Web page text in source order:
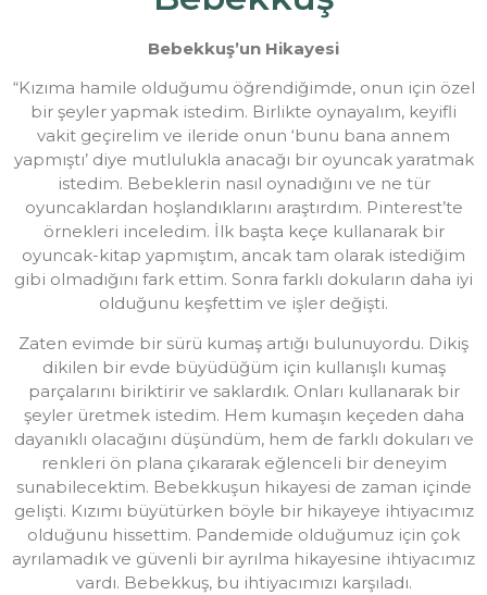
Bebekkuş’un Hikayesi
“Kızıma hamile olduğumu öğrendiğimde, onun için özel
bir şeyler yapmak istedim. Birlikte oynayalım, keyifli
vakit geçirelim ve ileride onun ‘bunu bana annem
yapmıştı’ diye mutlulukla anacağı bir oyuncak yaratmak
istedim. Bebeklerin nasıl oynadığını ve ne tür
oyuncaklardan hoşlandıklarını araştırdım. Pinterest’te
örnekleri inceledim. İlk başta keçe kullanarak bir
oyuncak-kitap yapmıştım, ancak tam olarak istediğim
gibi olmadığını fark ettim. Sonra farklı dokuların daha iyi
olduğunu keşfettim ve işler değişti.
Zaten evimde bir sürü kumaş artığı bulunuyordu. Dikiş
dikilen bir evde büyüdüğüm için kullanışlı kumaş
parçalarını biriktirir ve saklardık. Onları kullanarak bir
şeyler üretmek istedim. Hem kumaşın keçeden daha
dayanıklı olacağını düşündüm, hem de farklı dokuları ve
renkleri ön plana çıkararak eğlenceli bir deneyim
sunabilecektim. Bebekkuşun hikayesi de zaman içinde
gelişti. Kızımı büyütürken böyle bir hikayeye ihtiyacımız
olduğunu hissettim. Pandemide olduğumuz için çok
ayrılamadık ve güvenli bir ayrılma hikayesine ihtiyacımız
vardı. Bebekkuş, bu ihtiyacımızı karşıladı.